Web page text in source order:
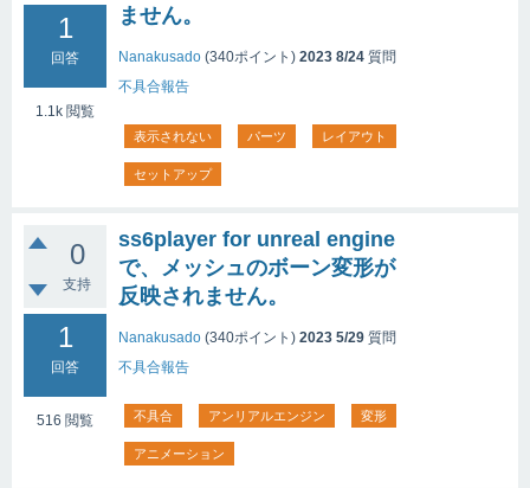
1
回答
1.1k 閲覧
ません。
Nanakusado (340ポイント) 2023 8/24 質問
不具合報告
表示されない パーツ レイアウト
セットアップ
0
支持
1
回答
516 閲覧
ss6player for unreal engine
で、メッシュのボーン変形が
反映されません。
Nanakusado (340ポイント) 2023 5/29 質問
不具合報告
不具合 アンリアルエンジン 変形
アニメーション